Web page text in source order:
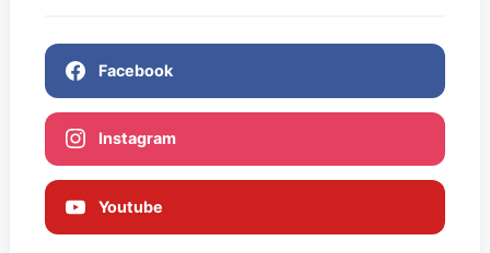
Facebook
Instagram
Youtube